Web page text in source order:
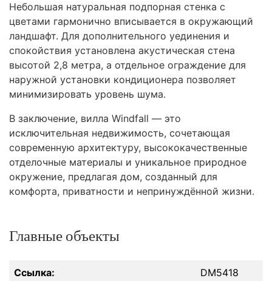
Небольшая натуральная подпорная стенка с
цветами гармонично вписывается в окружающий
ландшафт. Для дополнительного уединения и
спокойствия установлена акустическая стена
высотой 2,8 метра, а отдельное ограждение для
наружной установки кондиционера позволяет
минимизировать уровень шума.
В заключение, вилла Windfall — это
исключительная недвижимость, сочетающая
современную архитектуру, высококачественные
отделочные материалы и уникальное природное
окружение, предлагая дом, созданный для
комфорта, приватности и непринуждённой жизни.
Главные объекты
Ссылка: DM5418